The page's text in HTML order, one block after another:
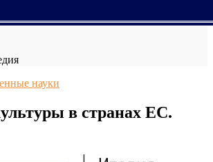
науки
в странах ЕС.